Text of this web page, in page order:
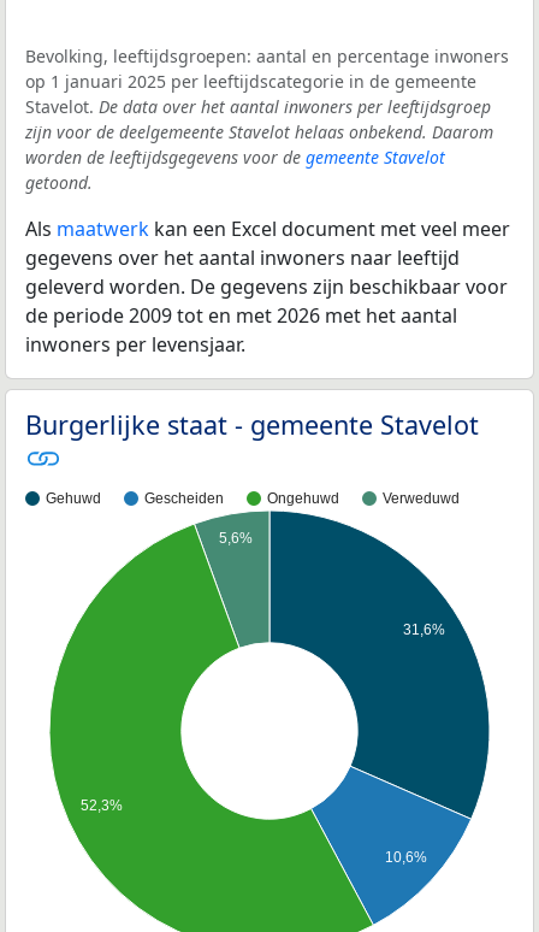
Bevolking, leeftijdsgroepen: aantal en percentage inwoners
op 1 januari 2025 per leeftijdscategorie in de gemeente
Stavelot. De data over het aantal inwoners per leeftijdsgroep
zijn voor de deelgemeente Stavelot helaas onbekend. Daarom
worden de leeftijdsgegevens voor de gemeente Stavelot
getoond.
Als maatwerk kan een Excel document met veel meer
gegevens over het aantal inwoners naar leeftijd
geleverd worden. De gegevens zijn beschikbaar voor
de periode 2009 tot en met 2026 met het aantal
inwoners per levensjaar.
Burgerlijke staat - gemeente Stavelot
Gehuwd Gescheiden Ongehuwd Verweduwd
31,6%
10,6%
5,6%
52,3%